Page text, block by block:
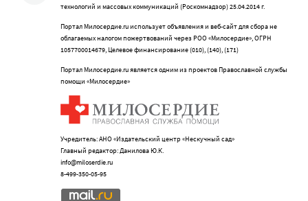
технологий и массовых коммуникаций (Роскомнадзор) 25.04.2014 г.
Портал Милосердие.ru использует объявления и веб-сайт для сбора не
облагаемых налогом пожертвований через РОО «Милосердие», ОГРН
1057700014679, Целевое финансирование (010), (140), (171)
Портал Милосердие.ru является одним из проектов Православной службы
помощи «Милосердие»
Учредитель: АНО «Издательский центр «Нескучный сад»
Главный редактор: Данилова Ю.К.
info@miloserdie.ru
8-499-350-05-95